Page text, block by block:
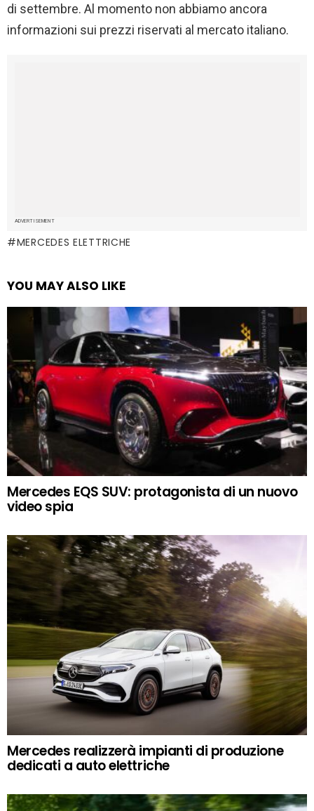
di settembre. Al momento non abbiamo ancora
informazioni sui prezzi riservati al mercato italiano.
ADVERTISEMENT
MERCEDES ELETTRICHE
YOU MAY ALSO LIKE
Mercedes EQS SUV: protagonista di un nuovo
video spia
Mercedes realizzerà impianti di produzione
dedicati a auto elettriche